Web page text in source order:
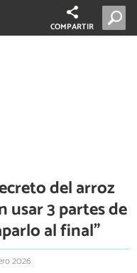
COMPARTIR
del arroz
usar 3 partes de
al final”
2026